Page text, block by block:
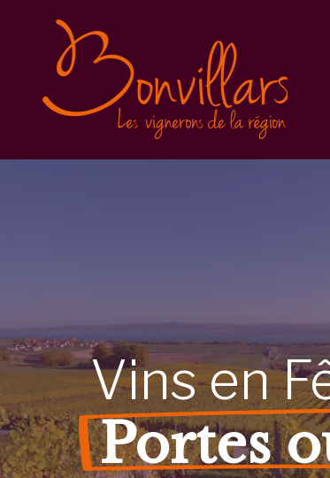
Vinsen
Portes
Vins en Fête 2025
Balade gourmande
Inscription
Conditions générales
Vins en Fête 2023